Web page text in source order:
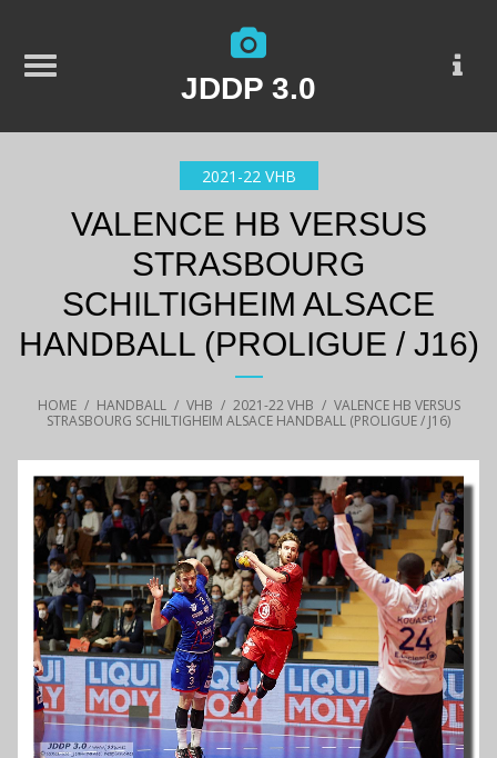
JDDP 3.0
2021-22 VHB
VALENCE HB VERSUS
STRASBOURG
SCHILTIGHEIM ALSACE
HANDBALL (PROLIGUE / J16)
HOME / HANDBALL / VHB / 2021-22 VHB / VALENCE HB VERSUS
STRASBOURG SCHILTIGHEIM ALSACE HANDBALL (PROLIGUE / J16)